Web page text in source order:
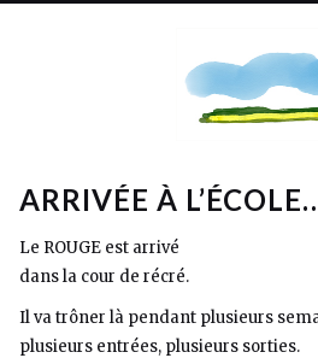
ARRIVÉE À
Le ROUGE est arrivé
dans la cour de récré.
Il va trôner là pendant plusieurs
plusieurs entrées, plusieurs sorties.